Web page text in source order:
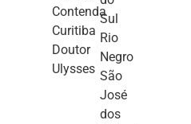
Contenda
Curitiba
Doutor
Ulysses
Sul
Rio
Negro
São
José
dos